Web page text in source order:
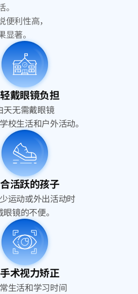
利性高，
著。
戴眼镜负担
天无需戴眼镜
校生活和户外活动。
活跃的孩子
运动或外出活动时
眼镜的不便。
术视力矫正
生活和学习时间